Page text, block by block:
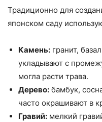
Традиционно для
японском саду
Камень: гранит,
укладывают с
могла расти трава.
Дерево: бамбук,
часто окрашивают в
Гравий: мелкий